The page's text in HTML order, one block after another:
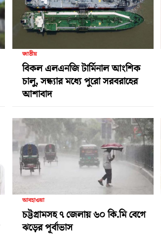
জাতীয়
বিকল এলএনজি টার্মিনাল আংশিক
চালু, সন্ধ্যার মধ্যে পুরো সরবরাহের
আশাবাদ
আবহাওয়া
চট্টগ্রামসহ ৭ জেলায় ৬০ কি.মি বেগে
ঝড়ের পূর্বাভাস